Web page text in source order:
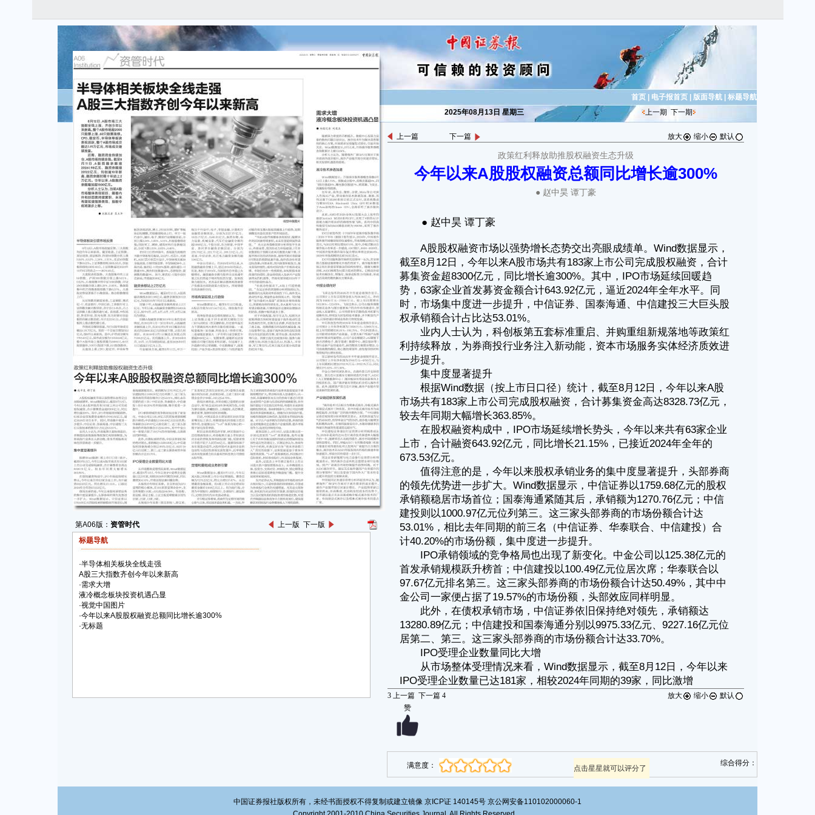
第A06版： 资管时代 上一版 下一版
标题导航
·半导体相关板块全线走强
A股三大指数齐创今年以来新高
·需求大增
液冷概念板块投资机遇凸显
·视觉中国图片
·今年以来A股股权融资总额同比增长逾300%
·无标题
首页 电子报首页 版面导航
标题导航
2025年08月13日 星期三
上一期 下一期
上一篇 下一篇 放大 缩小 默认
政策红利释放助推股权融资生态升级
今年以来A股股权融资总额同比增长逾300%
● 赵中昊 谭丁豪
● 赵中昊 谭丁豪
A股股权融资市场以强势增长态势交出亮眼成绩单。Wind数据显示，
截至8月12日，今年以来A股市场共有183家上市公司完成股权融资，合计
募集资金超8300亿元，同比增长逾300%。其中，IPO市场延续回暖趋
势，63家企业首发募资金额合计643.92亿元，逼近2024年全年水平。同
时，市场集中度进一步提升，中信证券、国泰海通、中信建投三大巨头股
权承销额合计占比达53.01%。
业内人士认为，科创板第五套标准重启、并购重组新规落地等政策红
利持续释放，为券商投行业务注入新动能，资本市场服务实体经济质效进
一步提升。
集中度显著提升
根据Wind数据（按上市日口径）统计，截至8月12日，今年以来A股
市场共有183家上市公司完成股权融资，合计募集资金高达8328.73亿元，
较去年同期大幅增长363.85%。
在股权融资构成中，IPO市场延续增长势头，今年以来共有63家企业
上市，合计融资643.92亿元，同比增长21.15%，已接近2024年全年的
673.53亿元。
值得注意的是，今年以来股权承销业务的集中度显著提升，头部券商
的领先优势进一步扩大。Wind数据显示，中信证券以1759.68亿元的股权
承销额稳居市场首位；国泰海通紧随其后，承销额为1270.76亿元；中信
建投则以1000.97亿元位列第三。这三家头部券商的市场份额合计达
53.01%，相比去年同期的前三名（中信证券、华泰联合、中信建投）合
计40.20%的市场份额，集中度进一步提升。
IPO承销领域的竞争格局也出现了新变化。中金公司以125.38亿元的
首发承销规模跃升榜首；中信建投以100.49亿元位居次席；华泰联合以
97.67亿元排名第三。这三家头部券商的市场份额合计达50.49%，其中中
金公司一家便占据了19.57%的市场份额，头部效应同样明显。
此外，在债权承销市场，中信证券依旧保持绝对领先，承销额达
13280.89亿元；中信建投和国泰海通分别以9975.33亿元、9227.16亿元位
居第二、第三。这三家头部券商的市场份额合计达33.70%。
IPO受理企业数量同比大增
从市场整体受理情况来看，Wind数据显示，截至8月12日，今年以来
IPO受理企业数量已达181家，相较2024年同期的39家，同比激增
364.10%，市场呈现显著回暖态势。
从板块分布特征来看，北交所成为IPO受理的核心板块，在181家获
受理企业中，北交所独揽116家，占比高达64.09%。科创板、创业板、深
证主板、上证主板受理数量分别为22家、21家、13家、9家。
从地域分布来看（按注册地），浙江省、广东省和江苏省位居前列，
IPO受理企业数量分别为35家、35家和29家。上述三省IPO受理企业合计
值得注意的是，在科创板已受理的22家企业中，有7家企业2024年净
利润为负，分别为摩尔线程、沐曦股份、上海超硅、兆芯集成、泰诺麦
日前，中国证监会主席吴清在2025年陆家嘴论坛上表示，将继续强化
科创板示范引领作用，加速推出以“1+6”体系为核心的一揽子深化改革举
财信证券首席经济学家、研究发展中心总经理袁闯表示，科创板第五
套上市标准未对企业的营收及净利润设置门槛，仅要求预计市值不低于人
民币40亿元。随着该标准于本年度重启适用，A股市场对未盈利企业的包
容性与适应性获得实质性提升，此举将推动具有发展潜力但未盈利的科技
Wind数据显示，截至8月12日，今年以来A股已有95家上市公司定增
落地，募资总额为7279.22亿元，同比大增537.47%。从定增募资金额来
看，有4家上市公司定增实际募资金额在1000亿元以上，均为银行股，分
别为中国银行、邮储银行、交通银行、建设银行，定增目的均为补充流动
在中航证券看来，券商作为定增市场的核心参与主体，将迎来多重业
过自有资金或资管产品参与优质标的的战略配售，在市场估值处于历史低
位时布局，有望在未来获得超额投资收益。券商积极参与上市公司定向增
发具有多重积极意义，既能为自身创造价值，也能有效服务实体经济，促
推动企业整合产业链资源，提升市场竞争力，促进经济转型升级。
3 上一篇 下一篇 4 放大 缩小
默认
赞
满意度： 点击星星就可以评分了
综合得分：
中国证券报社版权所有，未经书面授权不得复制或建立镜像 京ICP证 140145号 京公网安备110102000060-1